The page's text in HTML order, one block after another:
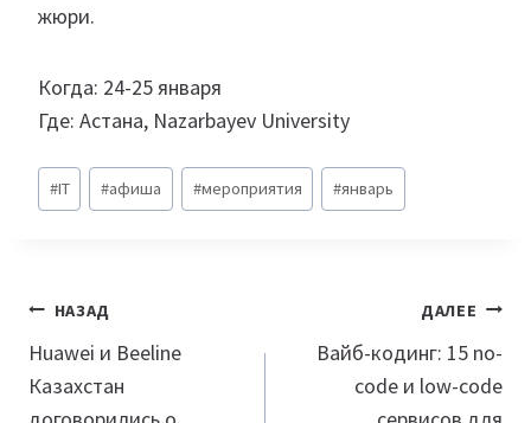
жюри.
Когда: 24-25 января
Где: Астана, Nazarbayev University
Метки
записи:
#IT #афиша #мероприятия #январь
Навигация
по
записям
НАЗАД
Huawei и Beeline
Казахстан
ДАЛЕЕ
Вайб-кодинг: 15 no-
code и low-code